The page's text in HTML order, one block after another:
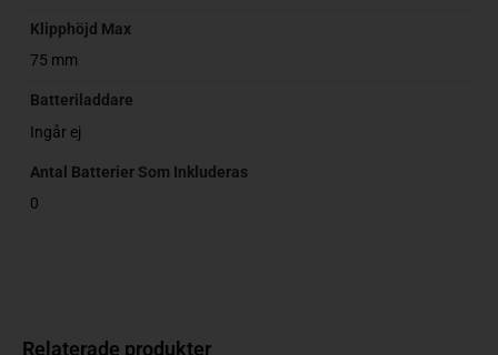
Klipphöjd Max
75 mm
Batteriladdare
Ingår ej
Antal Batterier Som Inkluderas
0
Relaterade produkter